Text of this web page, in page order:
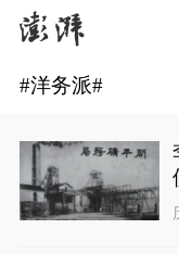
#洋务派#